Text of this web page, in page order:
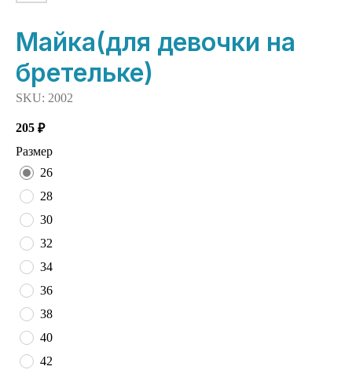
Майка(для девочки на
бретельке)
SKU: 2002
205 ₽
Размер
26
28
30
32
34
36
38
40
42